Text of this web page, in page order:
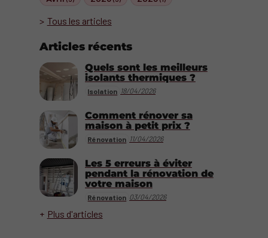
Tous les articles
Articles récents
Isolation 18/04/2026
Quels sont les meilleurs
isolants thermiques ?
Rénovation 11/04/2026
Comment rénover sa
maison à petit prix ?
Rénovation 03/04/2026
Les 5 erreurs à éviter
pendant la rénovation de
votre maison
Plus d'articles